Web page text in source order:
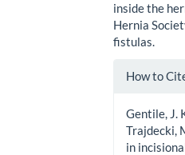
inside the
Hernia
fistulas.
How to
Gentile, J.
Trajdecki,
in